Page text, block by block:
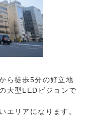
ら徒歩5分の好立地
大型LEDビジョンで
エリアになります。